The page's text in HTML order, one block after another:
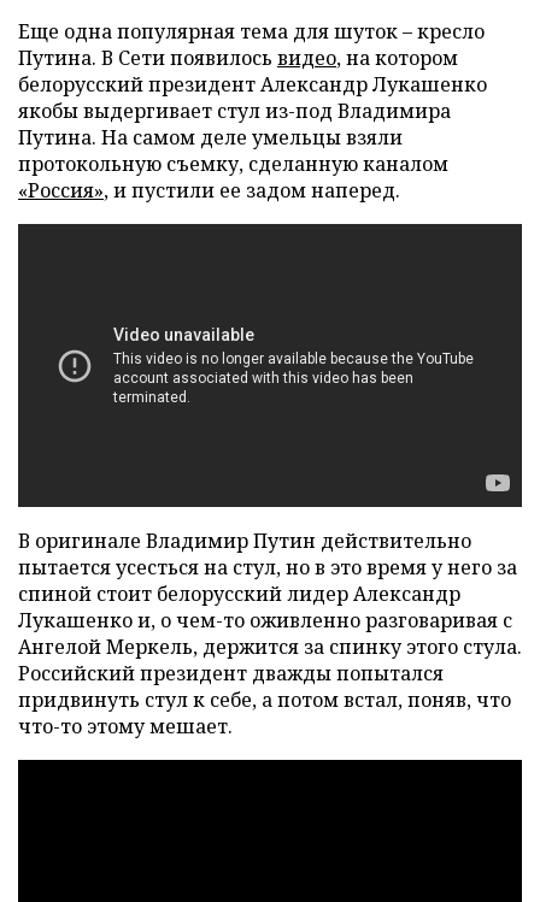
Еще одна популярная тема для шуток – кресло
Путина. В Сети появилось видео, на котором
белорусский президент Александр Лукашенко
якобы выдергивает стул из-под Владимира
Путина. На самом деле умельцы взяли
протокольную съемку, сделанную каналом
«Россия», и пустили ее задом наперед.
В оригинале Владимир Путин действительно
пытается усесться на стул, но в это время у него за
спиной стоит белорусский лидер Александр
Лукашенко и, о чем-то оживленно разговаривая с
Ангелой Меркель, держится за спинку этого стула.
Российский президент дважды попытался
придвинуть стул к себе, а потом встал, поняв, что
что-то этому мешает.